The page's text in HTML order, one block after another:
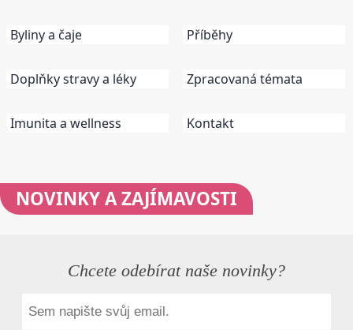
Byliny a čaje
Doplňky stravy a léky
Imunita a wellness
Příběhy
Zpracovaná témata
Kontakt
NOVINKYA ZAJÍMAVOSTI
Chcete odebírat naše novinky?